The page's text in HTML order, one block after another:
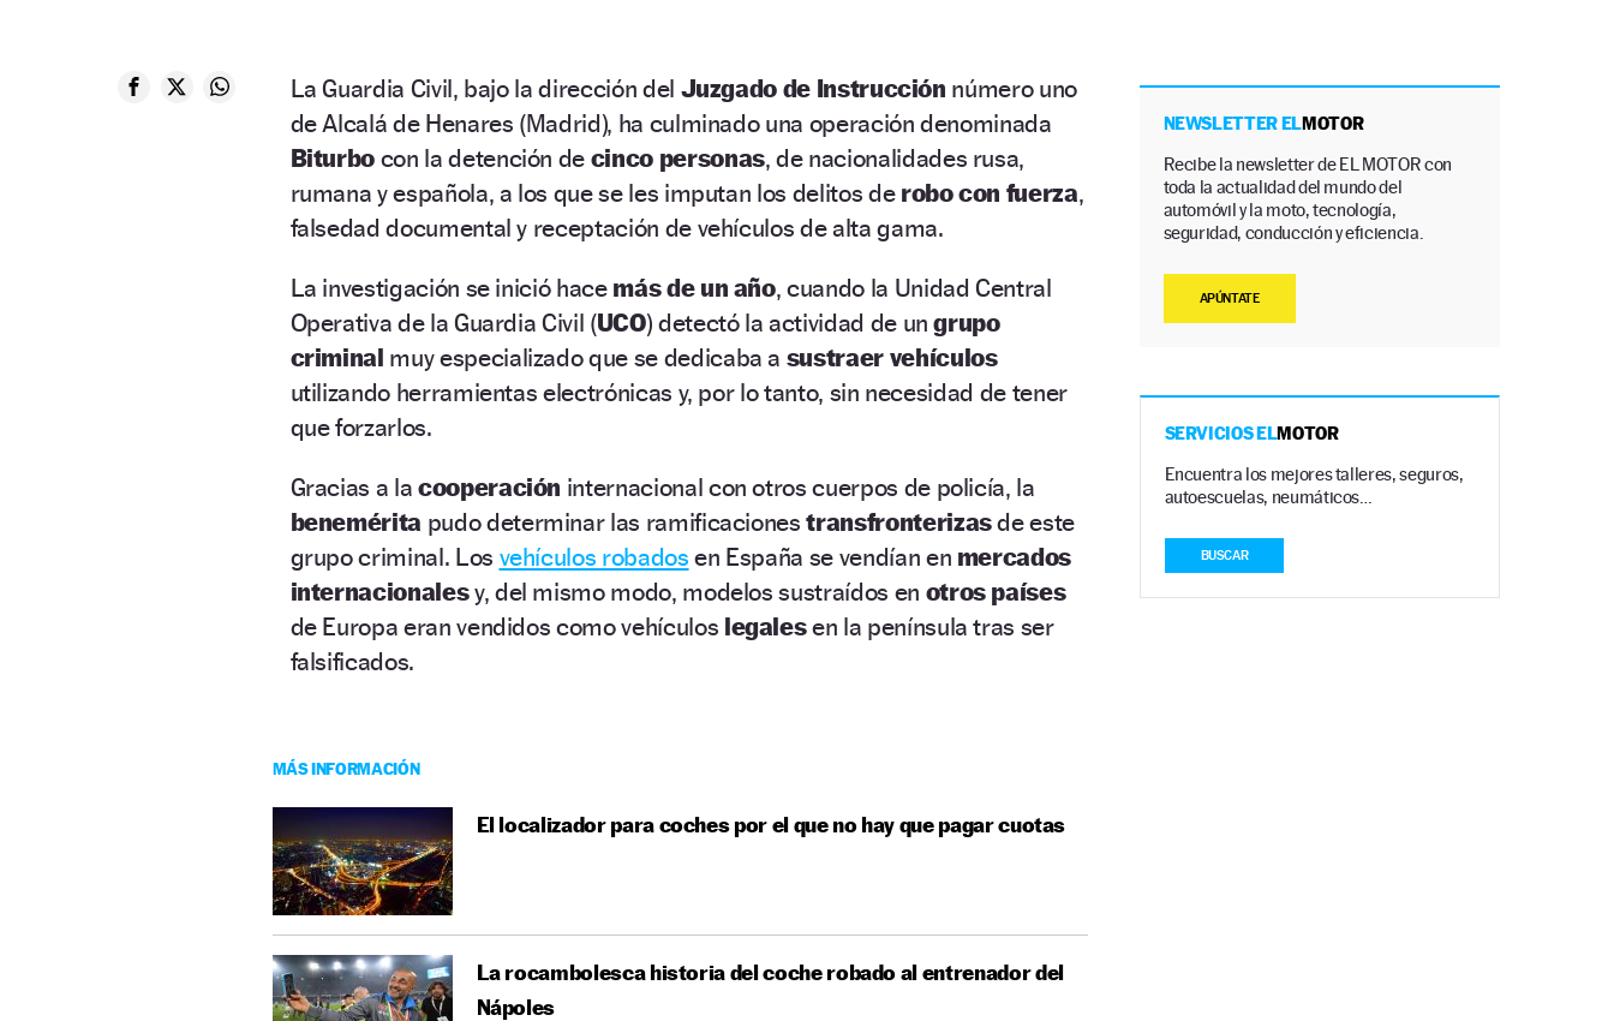
La Guardia Civil, bajo la dirección del Juzgado de Instrucción número uno
de Alcalá de Henares (Madrid), ha culminado una operación denominada
Biturbo con la detención de cinco personas, de nacionalidades rusa,
rumana y española, a los que se les imputan los delitos de robo con fuerza,
falsedad documental y receptación de vehículos de alta gama.
La investigación se inició hace más de un año, cuando la Unidad Central
Operativa de la Guardia Civil (UCO) detectó la actividad de ungrupo
criminal muy especializado que se dedicaba a sustraer vehículos
utilizando herramientas electrónicas y, por lo tanto, sin necesidad de tener
que forzarlos.
Gracias a la cooperación internacional con otros cuerpos de policía, la
benemérita pudo determinar las ramificacionestransfronterizasde este
grupo criminal. Los vehículos robados en España se vendían en mercados
internacionalesy, del mismo modo, modelos sustraídos en otros países
de Europa eran vendidos como vehículos legalesen la península tras ser
falsificados.
MÁS INFORMACIÓN
El localizador para coches por el que no hay que pagar cuotas
La rocambolesca historia del coche robado al entrenador del
Nápoles
NEWSLETTER ELMOTOR
Recibe la newsletter de EL MOTOR con
toda la actualidad del mundo del
automóvil y la moto, tecnología,
seguridad, conducción y eficiencia.
APÚNTATE
SERVICIOS ELMOTOR
Encuentra los mejores talleres, seguros,
autoescuelas, neumáticos…
BUSCAR